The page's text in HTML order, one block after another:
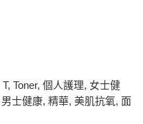
T, Toner, 個人護理, 女士健
男士健康, 精華, 美肌抗氧, 面